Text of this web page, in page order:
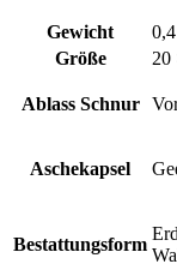
Gewicht
Größe
20
Ablass Schnur
Aschekapsel
Bestattungsform